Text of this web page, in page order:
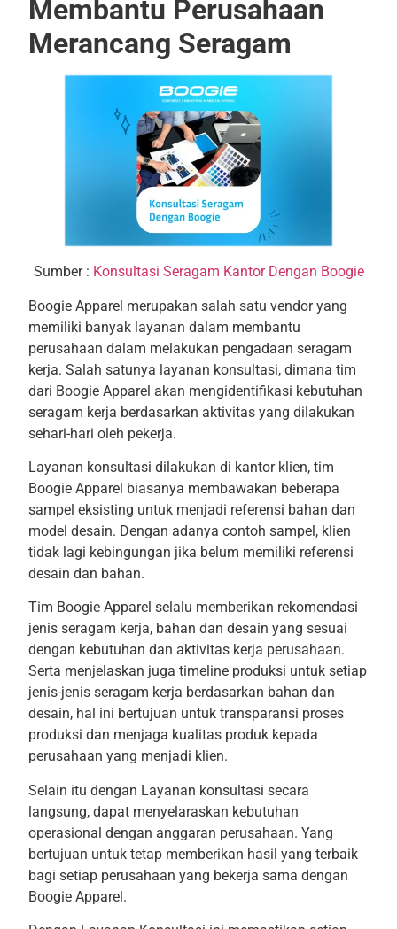
Membantu Perusahaan
Merancang Seragam
Sumber : Konsultasi Seragam Kantor Dengan Boogie
Boogie Apparel merupakan salah satu vendor yang
memiliki banyak layanan dalam membantu
perusahaan dalam melakukan pengadaan seragam
kerja. Salah satunya layanan konsultasi, dimana tim
dari Boogie Apparel akan mengidentifikasi kebutuhan
seragam kerja berdasarkan aktivitas yang dilakukan
sehari-hari oleh pekerja.
Layanan konsultasi dilakukan di kantor klien, tim
Boogie Apparel biasanya membawakan beberapa
sampel eksisting untuk menjadi referensi bahan dan
model desain. Dengan adanya contoh sampel, klien
tidak lagi kebingungan jika belum memiliki referensi
desain dan bahan.
Tim Boogie Apparel selalu memberikan rekomendasi
jenis seragam kerja, bahan dan desain yang sesuai
dengan kebutuhan dan aktivitas kerja perusahaan.
Serta menjelaskan juga timeline produksi untuk setiap
jenis-jenis seragam kerja berdasarkan bahan dan
desain, hal ini bertujuan untuk transparansi proses
produksi dan menjaga kualitas produk kepada
perusahaan yang menjadi klien.
Selain itu dengan Layanan konsultasi secara
langsung, dapat menyelaraskan kebutuhan
operasional dengan anggaran perusahaan. Yang
bertujuan untuk tetap memberikan hasil yang terbaik
bagi setiap perusahaan yang bekerja sama dengan
Boogie Apparel.